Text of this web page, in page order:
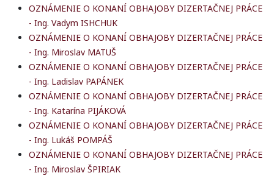
OZNÁMENIE O KONANÍ OBHAJOBY DIZERTAČNEJ PRÁCE
- Ing. Vadym ISHCHUK
OZNÁMENIE O KONANÍ OBHAJOBY DIZERTAČNEJ PRÁCE
- Ing. Miroslav MATUŠ
OZNÁMENIE O KONANÍ OBHAJOBY DIZERTAČNEJ PRÁCE
- Ing. Ladislav PAPÁNEK
OZNÁMENIE O KONANÍ OBHAJOBY DIZERTAČNEJ PRÁCE
- Ing. Katarína PIJÁKOVÁ
OZNÁMENIE O KONANÍ OBHAJOBY DIZERTAČNEJ PRÁCE
- Ing. Lukáš POMPÁŠ
OZNÁMENIE O KONANÍ OBHAJOBY DIZERTAČNEJ PRÁCE
- Ing. Miroslav ŠPIRIAK